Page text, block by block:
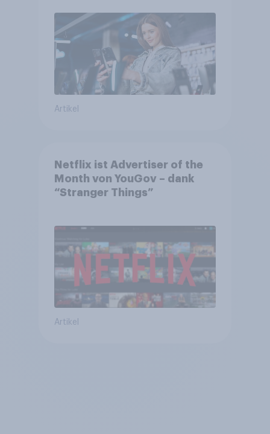
Artikel
Netflix ist Advertiser of the
Month von YouGov – dank
“Stranger Things”
Artikel